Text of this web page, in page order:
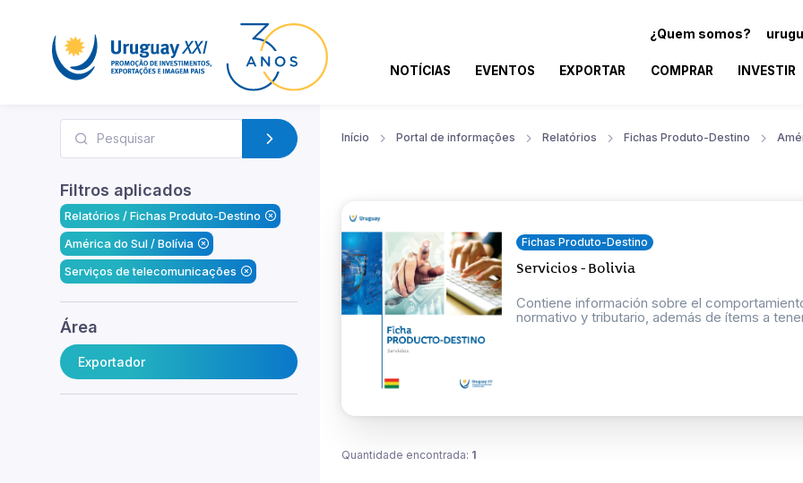
¿Quem somos?
NOTÍCIAS EVENTOS EXPORTAR COMPRAR INVESTIR
Filtros aplicados
Relatórios / Fichas Produto-Destino
América do Sul / Bolívia
Serviços de telecomunicações
Área
Exportador
Início Portal de informações Relatórios Fichas Produto-Destino
Fichas Produto-Destino
Servicios - Bolivia
Contiene información sobre el
normativo y tributario, además de ítems a
Quantidade encontrada: 1